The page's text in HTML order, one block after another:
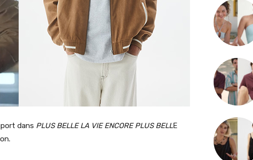
dans PLUS BELLE LA VIE ENCORE PLUS BELLE